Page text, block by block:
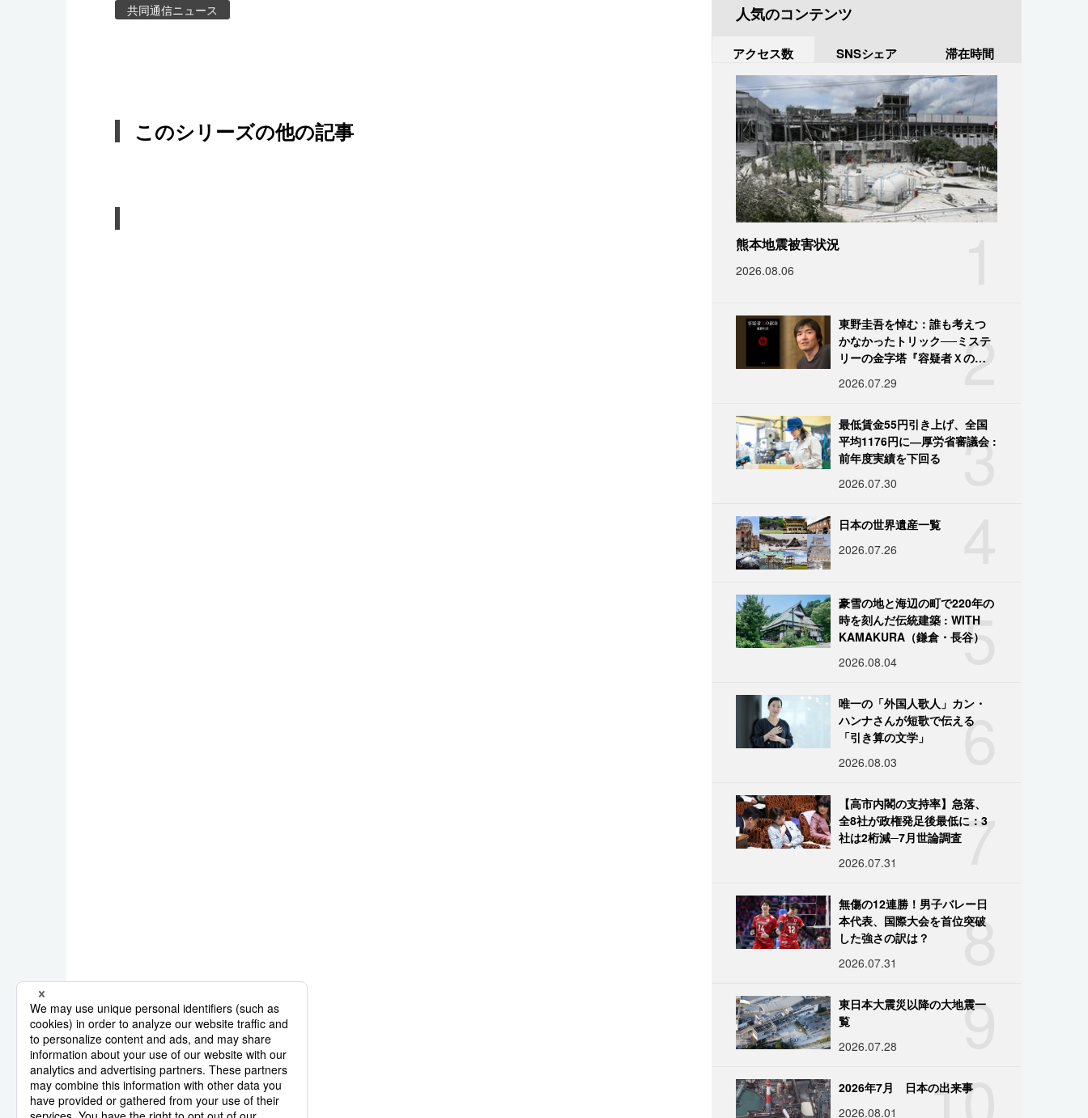
共同通信ニュース
このシリーズの他の記事
人気のコンテンツ
アクセス数 SNSシェア 滞在時間
熊本地震被害状況
2026.08.06
2
東野圭吾を悼む：誰も考えつ
かなかったトリック──ミステ
リーの金字塔『容疑者Ｘの献
2026.07.29
3
最低賃金55円引き上げ、全国
平均1176円に―厚労省審議会 :
前年度実績を下回る
2026.07.30
日本の世界遺産一覧
2026.07.26
5
豪雪の地と海辺の町で220年の
時を刻んだ伝統建築 : WITH
KAMAKURA（鎌倉・長谷）
2026.08.04
6
唯一の「外国人歌人」カン・
ハンナさんが短歌で伝える
「引き算の文学」
2026.08.03
7
【高市内閣の支持率】急落、
全8社が政権発足後最低に：3
社は2桁減─7月世論調査
2026.07.31
8
無傷の12連勝！男子バレー日
本代表、国際大会を首位突破
した強さの訳は？
2026.07.31
9
東日本大震災以降の大地震一
覧
2026.07.28
10
2026年7月 日本の出来事
2026.08.01